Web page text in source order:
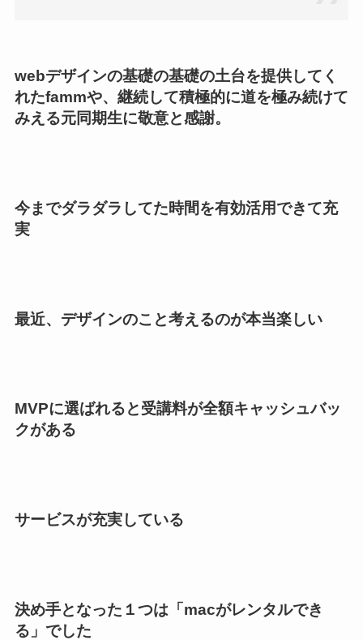
webデザインの基礎の基礎の土台を提供してく
れたfammや、継続して積極的に道を極み続けて
みえる元同期生に敬意と感謝。
今までダラダラしてた時間を有効活用できて充
実
最近、デザインのこと考えるのが本当楽しい
MVPに選ばれると受講料が全額キャッシュバッ
クがある
サービスが充実している
決め手となった１つは「macがレンタルでき
る」でした